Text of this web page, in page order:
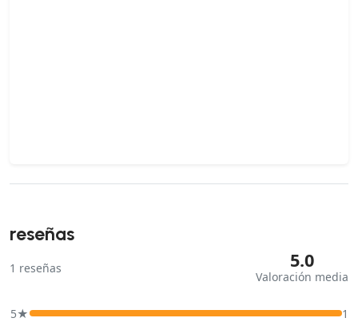
reseñas
1 reseñas 5.0
Valoración media
5★
1